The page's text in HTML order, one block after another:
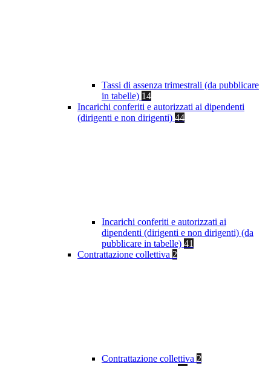
Tassi di assenza trimestrali (da pubblicare
in tabelle) 14
Incarichi conferiti e autorizzati ai dipendenti
(dirigenti e non dirigenti) 44
Incarichi conferiti e autorizzati ai
dipendenti (dirigenti e non dirigenti) (da
pubblicare in tabelle) 41
Contrattazione collettiva 2
Contrattazione collettiva 2